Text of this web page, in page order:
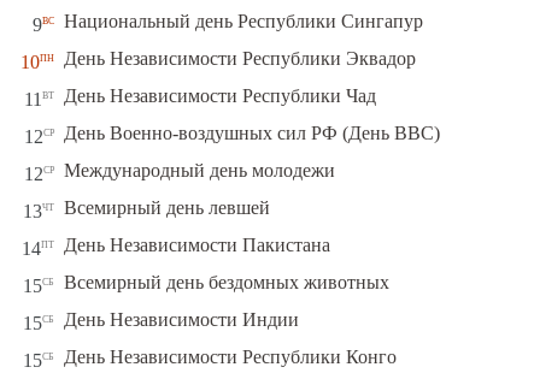
9вс Национальный день Республики Сингапур
10пн День Независимости Республики Эквадор
11 вт День Независимости Республики Чад
12ср День Военно-воздушных сил РФ (День ВВС)
12ср Международный день молодежи
13чт Всемирный день левшей
14пт День Независимости Пакистана
15сб Всемирный день бездомных животных
15сб День Независимости Индии
15сб День Независимости Республики Конго